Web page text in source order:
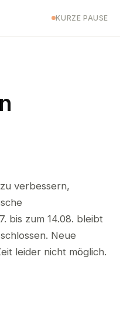
KURZE PAUSE
verbessern,
bis zum 14.08. bleibt
Neue
leider nicht möglich.